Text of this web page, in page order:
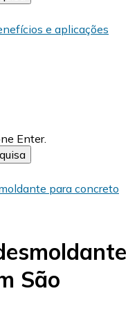
Enter.
para concreto
São